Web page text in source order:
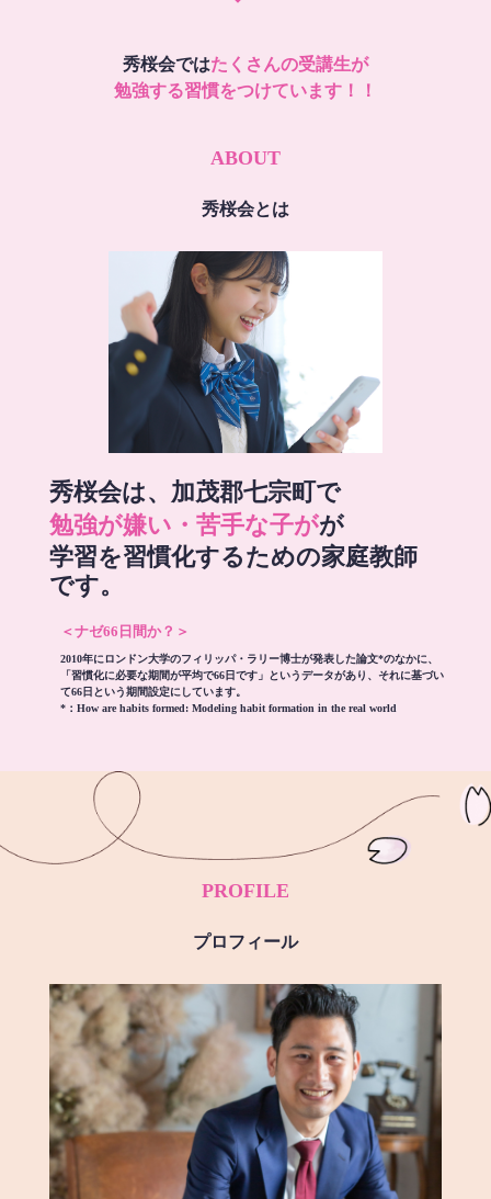
秀桜会ではたくさんの受講生が
勉強する習慣をつけています！！
ABOUT
秀桜会とは
秀桜会は、加茂郡七宗町で
勉強が嫌い・苦手な子がが
学習を習慣化するための家庭教師
です。
＜ナゼ66日間か？＞
2010年にロンドン大学のフィリッパ・ラリー博士が発表した論文*のなかに、
「習慣化に必要な期間が平均で66日です」というデータがあり、それに基づい
て66日という期間設定にしています。
*： How are habits formed: Modeling habit formation in the real world
PROFILE
プロフィール